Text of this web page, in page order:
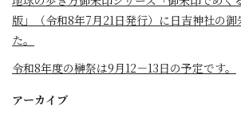
版」（令和8年7月21日発行）に日吉神社の
た。
令和8年度の榊祭は9月12－13日の予定です。
アーカイブ